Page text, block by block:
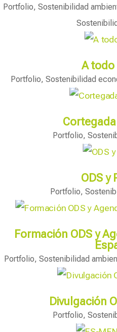
Portfolio, Sostenibilidad
A todo
Portfolio, Sostenibilidad
Portfolio,
ODS y
Portfolio,
Formación ODS y
Portfolio, Sostenibilidad
Divulgación
Portfolio,